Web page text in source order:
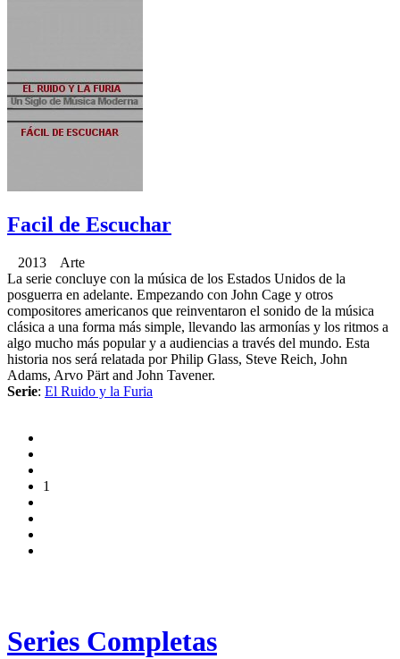
Facil de Escuchar
2013 Arte
La serie concluye con la música de los Estados Unidos de la
posguerra en adelante. Empezando con John Cage y otros
compositores americanos que reinventaron el sonido de la música
clásica a una forma más simple, llevando las armonías y los ritmos a
algo mucho más popular y a audiencias a través del mundo. Esta
historia nos será relatada por Philip Glass, Steve Reich, John
Adams, Arvo Pärt and John Tavener.
Serie: El Ruido y la Furia
1
Series Completas